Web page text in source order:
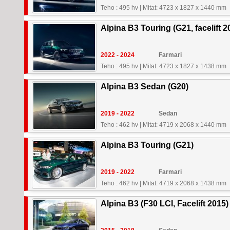
Teho : 495 hv Mitat: 4723 x 1827 x 1440 mm
Alpina B3 Touring (G21, facelift
2022 - 2024
Farmari
Teho : 495 hv
Mitat: 4723 x 1827 x 1438 mm
Alpina B3 Sedan (G20)
2019 - 2022
Sedan
Teho : 462 hv
Mitat: 4719 x 2068 x 1440 mm
Alpina B3 Touring (G21)
2019 - 2022
Farmari
Teho : 462 hv
Mitat: 4719 x 2068 x 1438 mm
Alpina B3 (F30 LCI, Facelift 2015)